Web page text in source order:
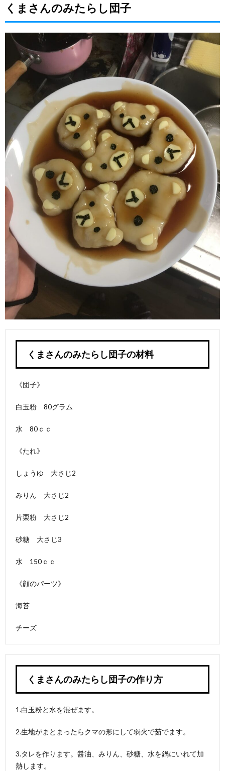
くまさんのみたらし団子
くまさんのみたらし団子の材料
《団子》
白玉粉 80グラム
水 80ｃｃ
《たれ》
しょうゆ 大さじ2
みりん 大さじ2
片栗粉 大さじ2
砂糖 大さじ3
水 150ｃｃ
《顔のパーツ》
海苔
チーズ
くまさんのみたらし団子の作り方
1.白玉粉と水を混ぜます。
2.生地がまとまったらクマの形にして弱火で茹でます。
3.タレを作ります。醤油、みりん、砂糖、水を鍋にいれて加
熱します。